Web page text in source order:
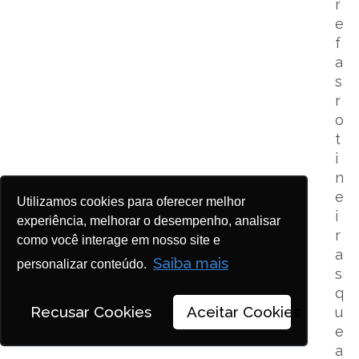
Utilizamos cookies para oferecer melhor
experiência, melhorar o desempenho, analisar
como você interage em nosso site e
personalizar conteúdo. Saiba mais
Recusar Cookies Aceitar Cookies
r
e
f
a
s
r
o
t
i
n
e
i
r
a
s
q
u
e
a